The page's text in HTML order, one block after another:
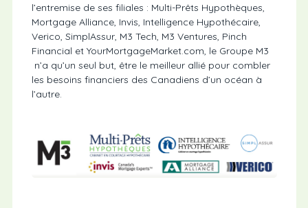
l’entremise de ses filiales : Multi-Prêts Hypothèques,
Mortgage Alliance, Invis, Intelligence Hypothécaire,
Verico, SimplAssur, M3 Tech, M3 Ventures, Pinch
Financial et YourMortgageMarket.com, le Groupe M3
n’a qu’un seul but, être le meilleur allié pour combler
les besoins financiers des Canadiens d’un océan à
l’autre.